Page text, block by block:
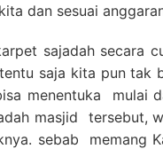
dan sesuai
sajadah secara
tentu saja kita pun tak
menentuka mulai
masjid tersebut,
sebab memang